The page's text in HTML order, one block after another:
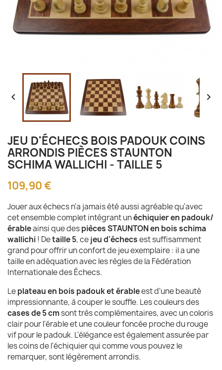
 
JEU D'ÉCHECS BOIS PADOUK COINS
ARRONDIS PIÈCES STAUNTON
SCHIMA WALLICHI - TAILLE 5
109,90 €
Jouer aux échecs n'a jamais été aussi agréable qu'avec
cet ensemble complet intégrant unéchiquier en padouk/
érableainsi que despièces STAUNTON en bois schima
wallichi! Detaille 5, cejeu d'échecsest suffisamment
grand pour offrir un confort de jeu exemplaire : il a une
taille en adéquation avec les règles de la Fédération
Internationale des Échecs.
Leplateau en bois padouk et érableest d'une beauté
impressionnante, à couper le souffle. Les couleurs des
cases de 5 cmsont très complémentaires, avec un coloris
clair pour l'érable et une couleur foncée proche du rouge
vif pour le padouk. L'élégance est également assurée par
les coins de l'échiquier qui comme vous pouvez le
remarquer, sont légèrement arrondis.